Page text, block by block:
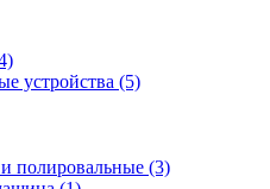
устройства (5)
полировальные (3)